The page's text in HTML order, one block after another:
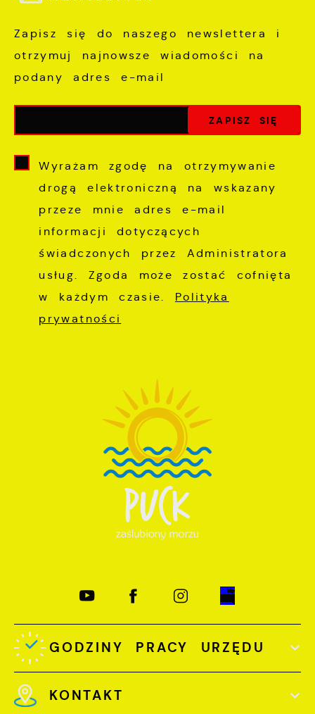
Zapisz się do naszego newslettera i
otrzymuj najnowsze wiadomości na
podany adres e-mail
Wyrażam zgodę na otrzymywanie
drogą elektroniczną na wskazany
przeze mnie adres e-mail
informacji dotyczących
świadczonych przez Administratora
usług. Zgoda może zostać cofnięta
w każdym czasie. Polityka
prywatności
GODZINY PRACY URZĘDU
KONTAKT